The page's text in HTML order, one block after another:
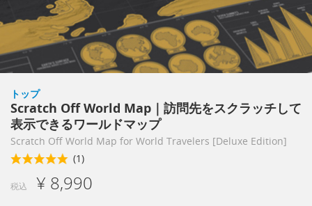
トップ
Scratch Off World Map｜訪問先をスクラッチして
表示できるワールドマップ
Scratch Off World Map for World Travelers [Deluxe Edition]
(1)
税込 ¥ 8,990